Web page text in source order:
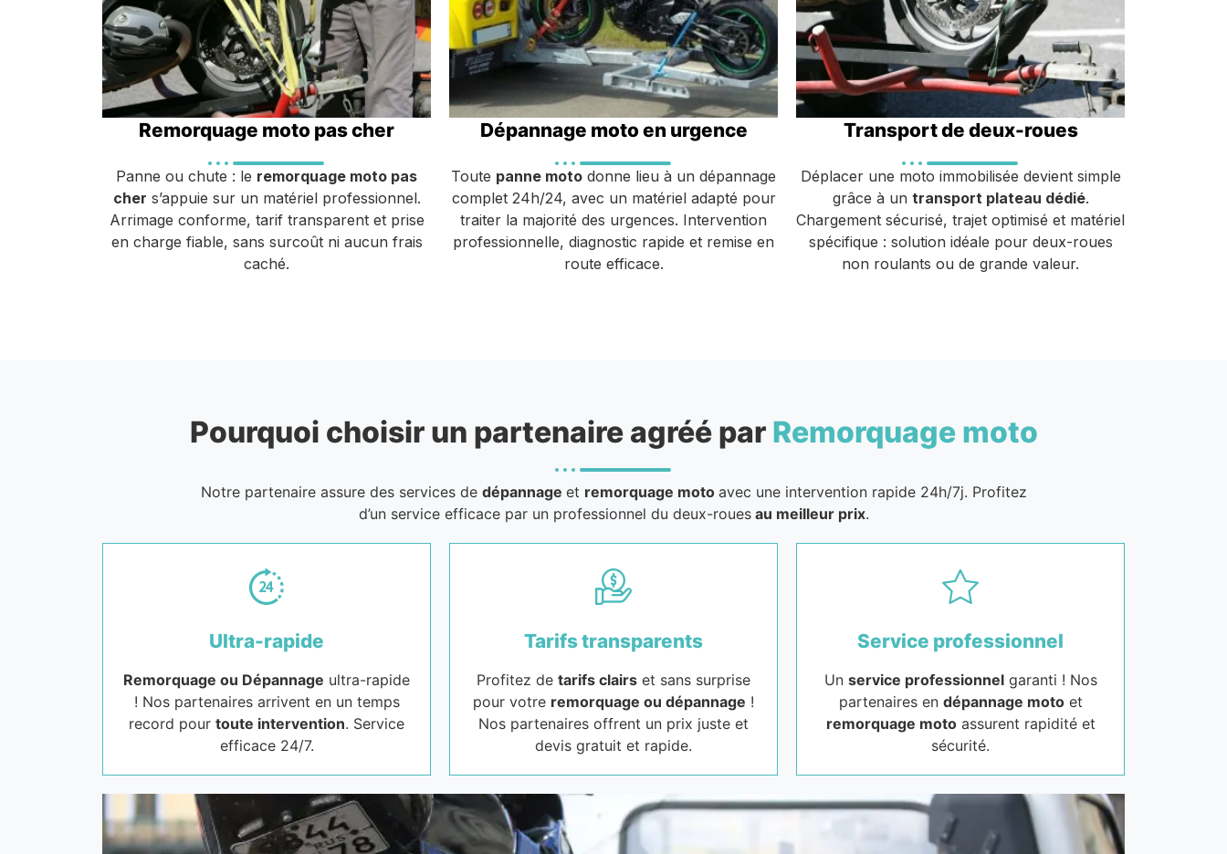
Remorquage moto pas cher
Panne ou chute : le remorquage moto pas
cher s’appuie sur un matériel professionnel.
Arrimage conforme, tarif transparent et prise
en charge fiable, sans surcoût ni aucun frais
caché.
Dépannage moto en urgence
Toute panne moto donne lieu à un dépannage
complet 24h/24, avec un matériel adapté pour
traiter la majorité des urgences. Intervention
professionnelle, diagnostic rapide et remise en
route efficace.
Transport de deux-roues
Déplacer une moto immobilisée devient simple
grâce à un transport plateau dédié.
Chargement sécurisé, trajet optimisé et matériel
spécifique : solution idéale pour deux-roues
non roulants ou de grande valeur.
Pourquoi choisir un partenaire agréé par Remorquage moto
Notre partenaire assure des services de dépannage et remorquage moto avec une intervention rapide 24h/7j. Profitez
d’un service efficace par un professionnel du deux-rouesau meilleur prix.
Ultra-rapide
Remorquage ou Dépannage ultra-rapide
! Nos partenaires arrivent en un temps
record pour toute intervention. Service
efficace 24/7.
Tarifs transparents
Profitez de tarifs clairs et sans surprise
pour votre remorquage ou dépannage !
Nos partenaires offrent un prix juste et
devis gratuit et rapide.
Service professionnel
Un service professionnelgaranti ! Nos
partenaires en dépannage motoet
remorquage motoassurent rapidité et
sécurité.